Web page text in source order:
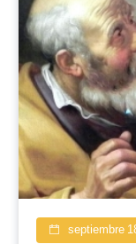
septiembre